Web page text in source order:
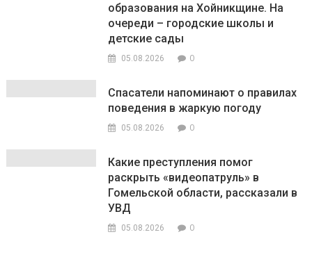
образования на Хойникщине. На
очереди – городские школы и
детские сады
05.08.2026 0
Спасатели напоминают о правилах
поведения в жаркую погоду
05.08.2026 0
Какие преступления помог
раскрыть «видеопатруль» в
Гомельской области, рассказали в
УВД
05.08.2026 0